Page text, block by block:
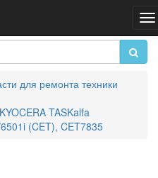
для ремонта техники
TASKalfa
(CET), CET7835